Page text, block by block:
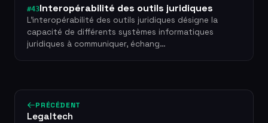
#43Interopérabilité des outils juridiques
L'interopérabilité des outils juridiques désigne la
capacité de différents systèmes informatiques
juridiques à communiquer, échang…
PRÉCÉDENT
Legaltech